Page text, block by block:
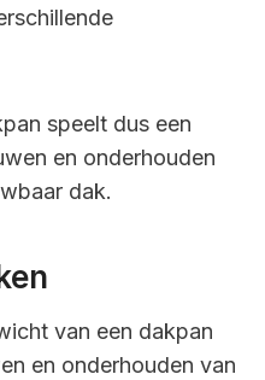
speelt dus een
en onderhouden
dak.
van een dakpan
en onderhouden van